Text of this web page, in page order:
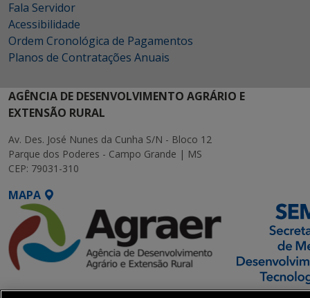
Fala Servidor
Acessibilidade
Ordem Cronológica de Pagamentos
Planos de Contratações Anuais
AGÊNCIA DE DESENVOLVIMENTO AGRÁRIO E
EXTENSÃO RURAL
Av. Des. José Nunes da Cunha S/N - Bloco 12
Parque dos Poderes - Campo Grande | MS
CEP: 79031-310
MAPA